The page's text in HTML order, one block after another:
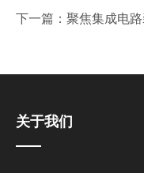
下一篇： 聚焦集成电
关于我们